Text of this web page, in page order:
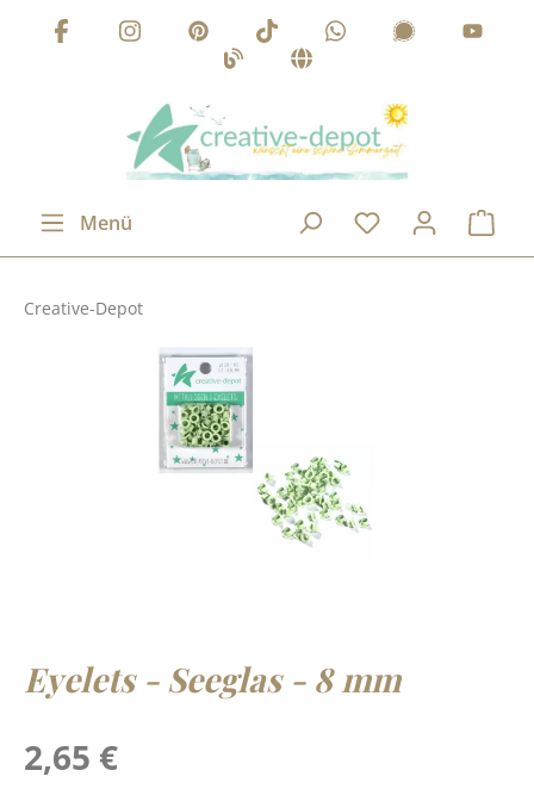
Zum Hauptinhalt springen
Menü
Creative-Depot
Eyelets - Seeglas - 8 mm
Regulärer Preis:
2,65 €